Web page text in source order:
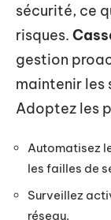
sécurité, ce
risques.
gestion
maintenir les
Adoptez les
Automatisez
les failles de
Surveillez
réseau.